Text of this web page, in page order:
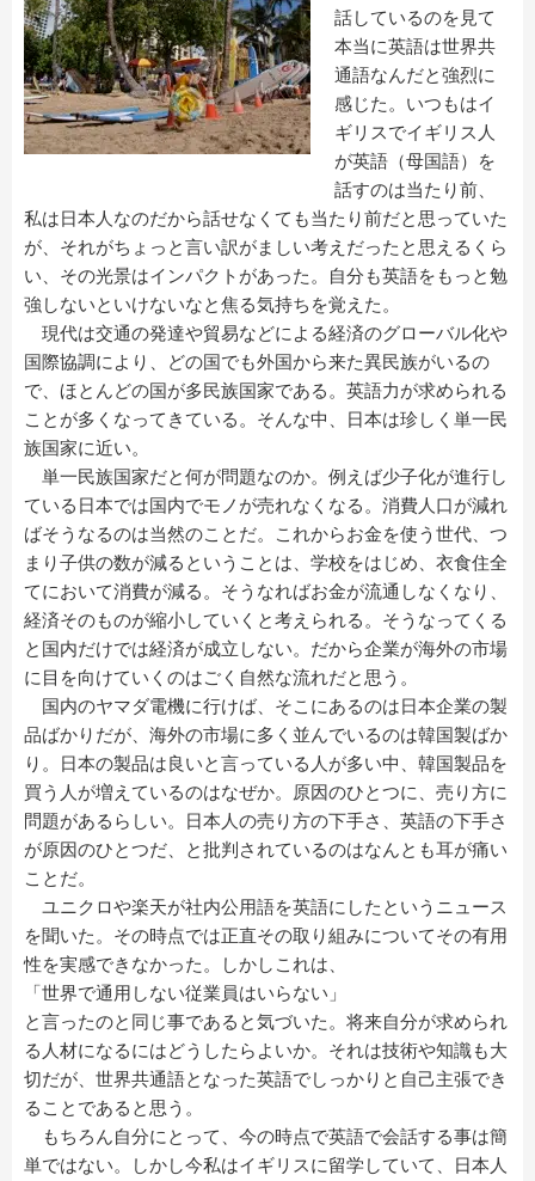
話しているのを見て
本当に英語は世界共
通語なんだと強烈に
感じた。いつもはイ
ギリスでイギリス人
が英語（母国語）を
話すのは当たり前、
私は日本人なのだから話せなくても当たり前だと思っていた
が、それがちょっと言い訳がましい考えだったと思えるくら
い、その光景はインパクトがあった。自分も英語をもっと勉
強しないといけないなと焦る気持ちを覚えた。
現代は交通の発達や貿易などによる経済のグローバル化や
国際協調により、どの国でも外国から来た異民族がいるの
で、ほとんどの国が多民族国家である。英語力が求められる
ことが多くなってきている。そんな中、日本は珍しく単一民
族国家に近い。
単一民族国家だと何が問題なのか。例えば少子化が進行し
ている日本では国内でモノが売れなくなる。消費人口が減れ
ばそうなるのは当然のことだ。これからお金を使う世代、つ
まり子供の数が減るということは、学校をはじめ、衣食住全
てにおいて消費が減る。そうなればお金が流通しなくなり、
経済そのものが縮小していくと考えられる。そうなってくる
と国内だけでは経済が成立しない。だから企業が海外の市場
に目を向けていくのはごく自然な流れだと思う。
国内のヤマダ電機に行けば、そこにあるのは日本企業の製
品ばかりだが、海外の市場に多く並んでいるのは韓国製ばか
り。日本の製品は良いと言っている人が多い中、韓国製品を
買う人が増えているのはなぜか。原因のひとつに、売り方に
問題があるらしい。日本人の売り方の下手さ、英語の下手さ
が原因のひとつだ、と批判されているのはなんとも耳が痛い
ことだ。
ユニクロや楽天が社内公用語を英語にしたというニュース
を聞いた。その時点では正直その取り組みについてその有用
性を実感できなかった。しかしこれは、
「世界で通用しない従業員はいらない」
と言ったのと同じ事であると気づいた。将来自分が求められ
る人材になるにはどうしたらよいか。それは技術や知識も大
切だが、世界共通語となった英語でしっかりと自己主張でき
ることであると思う。
もちろん自分にとって、今の時点で英語で会話する事は簡
単ではない。しかし今私はイギリスに留学していて、日本人